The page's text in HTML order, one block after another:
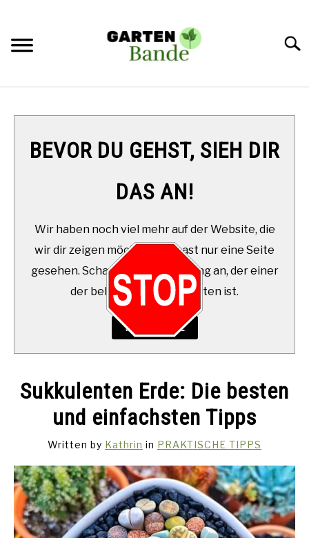
content
BEVOR DU GEHST, SIEH DIR
DAS AN!
Wir haben noch viel mehr auf der Website, die
wir dir zeigen möchten. Du hast nur eine Seite
gesehen. Schau Dir diesen Beitrag an, der einer
der beliebtesten aller Zeiten ist.
READ MORE
Sukkulenten Erde: Die besten
und einfachsten Tipps
Written by Kathrin in PRAKTISCHE TIPPS